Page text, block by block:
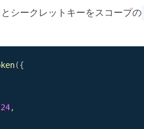
シークレットキーをスコープの
({
24,